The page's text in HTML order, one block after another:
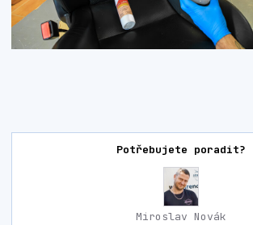
Potřebujete poradit?
Miroslav Novák